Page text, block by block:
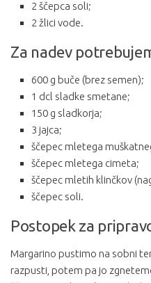
2 ščepca soli;
2 žlici vode.
Za nadev
600 g buče (brez semen);
1 dcl sladke smetane;
150 g sladkorja;
3 jajca;
ščepec mletega
ščepec mletega cimeta;
ščepec mletih klinčkov
ščepec soli.
Postopek za
Margarino pustimo na sobni
razpusti, potem pa jo